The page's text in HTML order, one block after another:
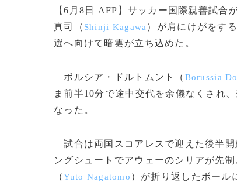
【6月8日 AFP】サッカー国際親善試合
真司（ Shinji Kagawa ）が肩にけがをす
選へ向けて暗雲が立ち込めた。
ボルシア・ドルトムント（ Borussia
ま前半10分で途中交代を余儀なくされ
なった。
試合は両国スコアレスで迎えた後半
ングシュートでアウェーのシリアが先
（Yuto Nagatomo ）が折り返したボール